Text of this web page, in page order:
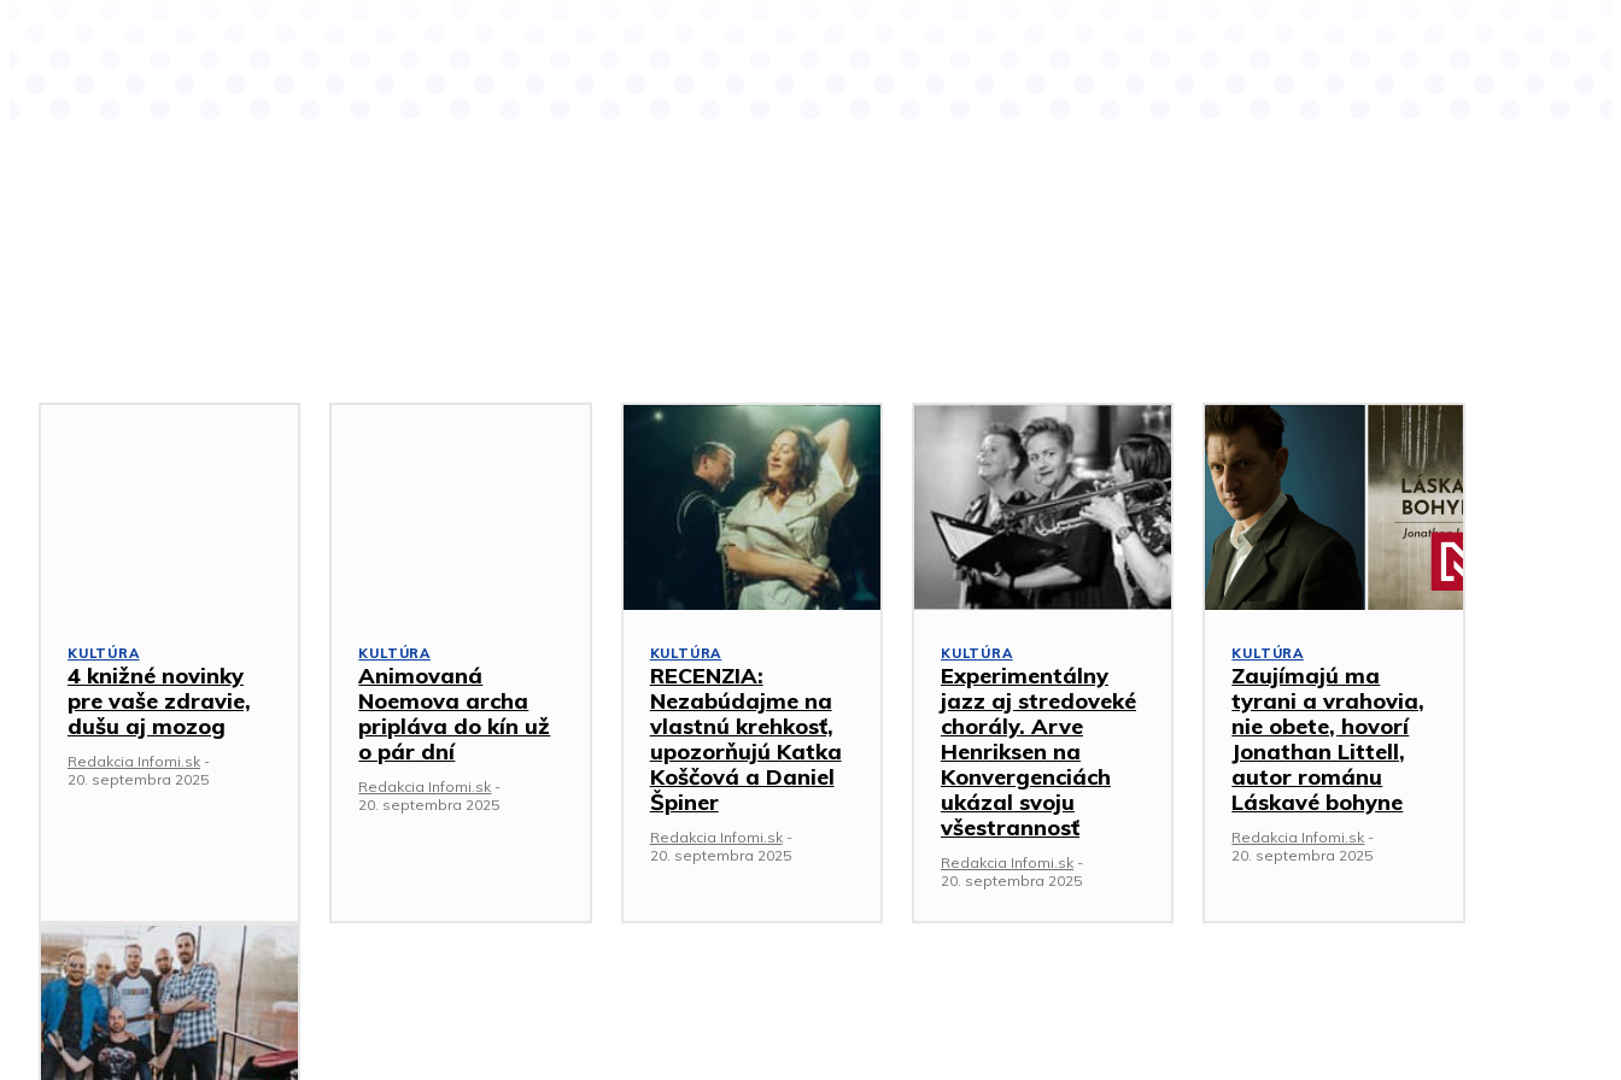
KULTÚRA
4 knižné novinky
pre vaše zdravie,
dušu aj mozog
Redakcia Infomi.sk -
20. septembra 2025
KULTÚRA
Animovaná
Noemova archa
pripláva do kín už
o pár dní
Redakcia Infomi.sk -
20. septembra 2025
KULTÚRA
RECENZIA:
Nezabúdajme na
vlastnú krehkosť,
upozorňujú Katka
Koščová a Daniel
Špiner
Redakcia Infomi.sk -
20. septembra 2025
KULTÚRA
Experimentálny
jazz aj stredoveké
chorály. Arve
Henriksen na
Konvergenciách
ukázal svoju
všestrannosť
Redakcia Infomi.sk -
20. septembra 2025
KULTÚRA
Zaujímajú ma
tyrani a vrahovia,
nie obete, hovorí
Jonathan Littell,
autor románu
Láskavé bohyne
Redakcia Infomi.sk -
20. septembra 2025